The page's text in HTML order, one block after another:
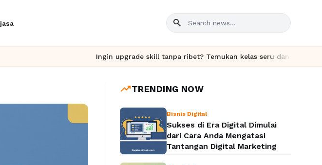
jasa search
Ingin upgrade skill tanpa ribet? Temukan kelas seru dan materi lengkap hanya
trending_upTRENDING NOW
Bisnis Digital
Sukses di Era Digital Dimulai
dari Cara Anda Mengatasi
Tantangan Digital Marketing